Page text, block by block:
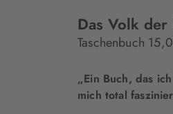
Das Volk der
Taschenbuch
„Ein Buch, das
mich total